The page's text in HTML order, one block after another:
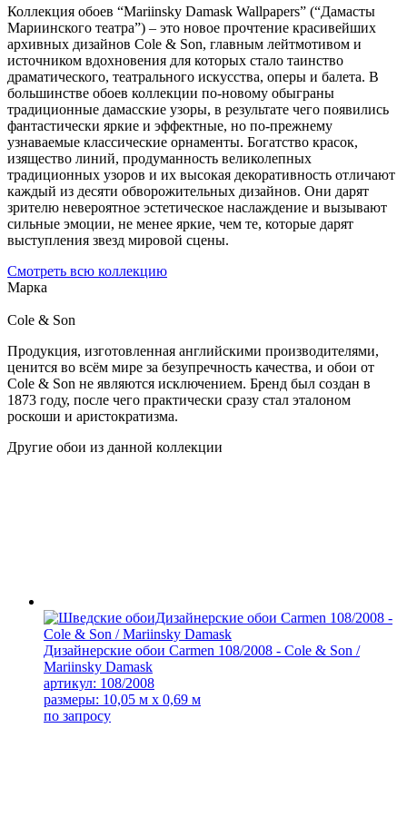
Коллекция обоев “Mariinsky Damask Wallpapers” (“Дамасты
Мариинского театра”) – это новое прочтение красивейших
архивных дизайнов Cole & Son, главным лейтмотивом и
источником вдохновения для которых стало таинство
драматического, театрального искусства, оперы и балета. В
большинстве обоев коллекции по-новому обыграны
традиционные дамасские узоры, в результате чего появились
фантастически яркие и эффектные, но по-прежнему
узнаваемые классические орнаменты. Богатство красок,
изящество линий, продуманность великолепных
традиционных узоров и их высокая декоративность отличают
каждый из десяти обворожительных дизайнов. Они дарят
зрителю невероятное эстетическое наслаждение и вызывают
сильные эмоции, не менее яркие, чем те, которые дарят
выступления звезд мировой сцены.
Смотреть всю коллекцию
Марка
Cole & Son
Продукция, изготовленная английскими производителями,
ценится во всём мире за безупречность качества, и обои от
Cole & Son не являются исключением. Бренд был создан в
1873 году, после чего практически сразу стал эталоном
роскоши и аристократизма.
Другие обои из данной коллекции
Дизайнерские обои Carmen 108/2008 - Cole & Son /
Mariinsky Damask
артикул: 108/2008
размеры: 10,05 м x 0,69 м
по запросу